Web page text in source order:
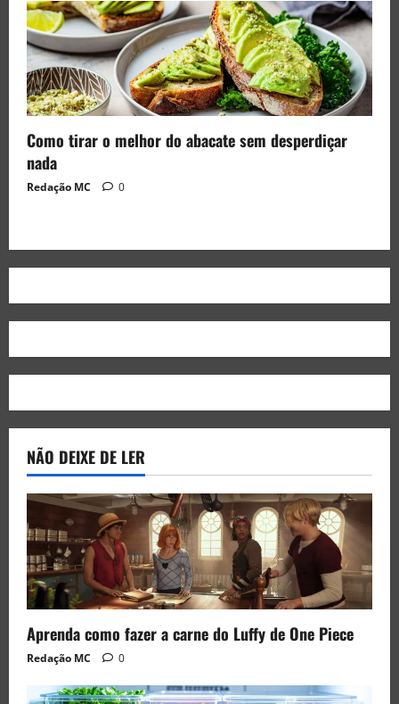
Como tirar o melhor do abacate sem desperdiçar
nada
Redação MC 0
NÃO DEIXE DE LER
Aprenda como fazer a carne do Luffy de One Piece
Redação MC 0